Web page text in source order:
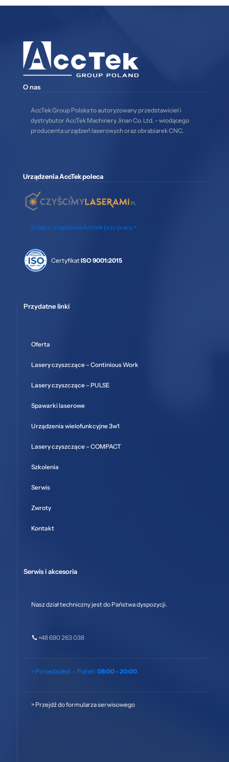
O nas
AccTek Group Polska to autoryzowany przedstawiciel i
dystrybutor AccTek Machinery Jinan Co. Ltd. - wiodącego
producenta urządzeń laserowych oraz obrabiarek CNC.
Urządzenia AccTek poleca
Zobacz urządzenia Acctek przy pracy >
CertyfikatISO 9001:2015
Przydatne linki
Oferta
Lasery czyszczące – Continious Work
Lasery czyszczące – PULSE
Spawarki laserowe
Urządzenia wielofunkcyjne 3w1
Lasery czyszczące – COMPACT
Szkolenia
Serwis
Zwroty
Kontakt
Serwis i akcesoria
Nasz dział techniczny jest do Państwa dyspozycji.
+48 690 263 038
> Poniedziałek – Piątek: 08:00 - 20:00
> Przejdź do formularza serwisowego